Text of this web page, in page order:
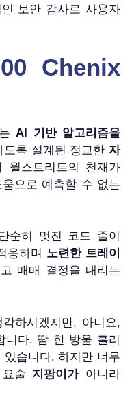
보안 감사로 사용자
Chenix
AI 기반 알고리즘을
록 설계된 정교한 자
월스트리트의 천재가
으로 예측할 수 없는
순히 멋진 코드 줄이
응하며 노련한 트레이
매매 결정을 내리는
하시겠지만, 아니요,
니다. 땀 한 방울 흘리
습니다. 하지만 너무
술 지팡이가아니라